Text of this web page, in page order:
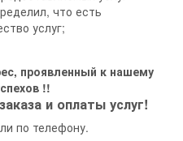
что есть
услуг;
проявленный к нашему
!!
и оплаты услуг!
по телефону.